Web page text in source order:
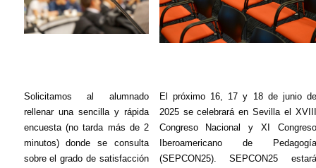
Solicitamos al alumnado
rellenar una sencilla y rápida
encuesta (no tarda más de 2
minutos) donde se consulta
sobre el grado de satisfacción
El próximo 16, 17 y 18 de junio
2025 se celebrará en Sevilla el
Congreso Nacional y XI
Iberoamericano de
(SEPCON25). SEPCON25